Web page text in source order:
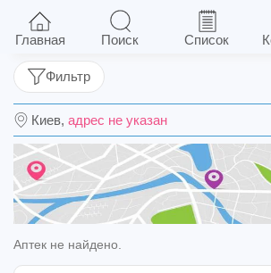
Фликс спрей назал. сусп.
Киев, адрес не указан
Фильтр
Аптек не найдено.
Главная Поиск Список